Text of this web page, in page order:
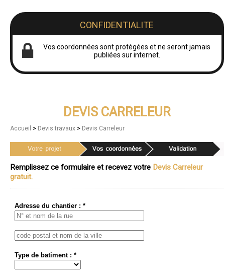
CONFIDENTIALITE
Vos coordonnées sont protégées et ne seront jamais
publiées sur internet.
DEVIS CARRELEUR
Accueil > Devis travaux > Devis Carreleur
Remplissez ce formulaire et recevez votre Devis Carreleur
gratuit.
Adresse du chantier : *
Type de batiment : *